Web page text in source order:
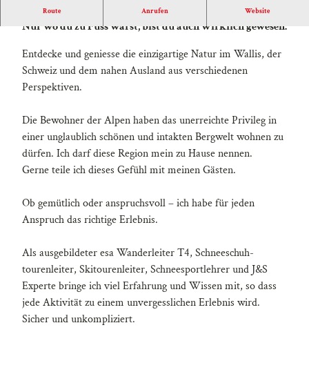
e
N
ä
f
n
.
j
p
Route Anrufen Website
Das Leben findet draussen statt.
Nur wo du zu Fuss warst, bist du auch wirklich gewesen.
Entdecke und geniesse die einzigartige Natur im Wallis, der
Schweiz und dem nahen Ausland aus verschiedenen
Perspektiven.
Die Bewohner der Alpen haben das unerreichte Privileg in
einer unglaublich schönen und intakten Bergwelt wohnen zu
dürfen. Ich darf diese Region mein zu Hause nennen.
Gerne teile ich dieses Gefühl mit meinen Gästen.
Ob gemütlich oder anspruchsvoll – ich habe für jeden
Anspruch das richtige Erlebnis.
Als ausgebildeter esa Wanderleiter T4, Schneeschuh-
tourenleiter, Skitourenleiter, Schneesportlehrer und J&S
Experte bringe ich viel Erfahrung und Wissen mit, so dass
jede Aktivität zu einem unvergesslichen Erlebnis wird.
Sicher und unkompliziert.